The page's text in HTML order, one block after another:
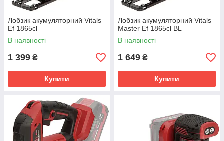
Лобзик акумуляторний Vitals
Ef 1865сl
В наявності
1 399 ₴
Купити
Лобзик акумуляторний Vitals
Master Ef 1865сl BL
В наявності
1 649 ₴
Купити